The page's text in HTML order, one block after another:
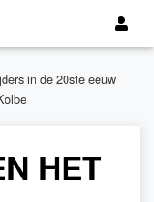
in de 20ste eeuw
HET